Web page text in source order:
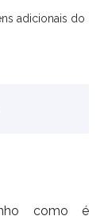
adicionais do
como é